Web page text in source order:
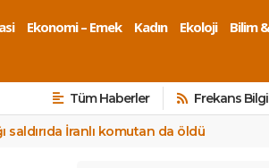
Ekonomi – Emek Kadın Ekoloji
Bilim
Tüm Haberler Frekans
saldırıda İranlı komutan da öldü